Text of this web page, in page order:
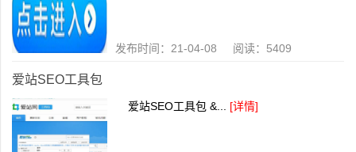
发布时间：21-04-08 阅读：5409
爱站SEO工具包
爱站SEO工具包 &... [详情]